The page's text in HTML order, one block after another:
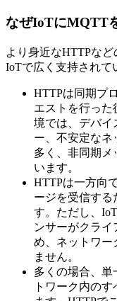
なぜIoTにMQTT
より身近なHTTPな
IoTで広く支持されて
HTTPは同期プ
エストを行った
境では、デバイ
ー、不安定なネ
多く、非同期メ
います。
HTTPは一方向
ージを受信する
す。ただし、
ンサーがクライ
め、ネットワー
ません。
多くの場合、単
トワーク内の